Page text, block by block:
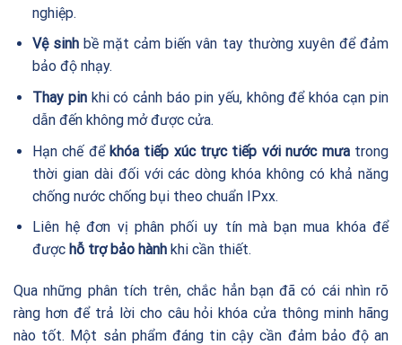
nghiệp.
Vệ sinhbề mặt cảm biến vân tay thường xuyên để đảm
bảo độ nhạy.
Thay pinkhi có cảnh báo pin yếu, không để khóa cạn pin
dẫn đến không mở được cửa.
Hạn chế để khóa tiếp xúc trực tiếp với nước mưatrong
thời gian dài đối với các dòng khóa không có khả năng
chống nước chống bụi theo chuẩn IPxx.
Liên hệ đơn vị phân phối uy tín mà bạn mua khóa để
được hỗ trợ bảo hànhkhi cần thiết.
Qua những phân tích trên, chắc hẳn bạn đã có cái nhìn rõ
ràng hơn để trả lời cho câu hỏi khóa cửa thông minh hãng
nào tốt. Một sản phẩm đáng tin cậy cần đảm bảo độ an